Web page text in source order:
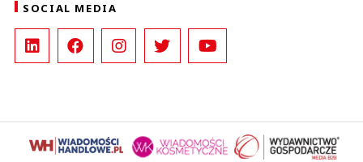
SOCIAL MEDIA